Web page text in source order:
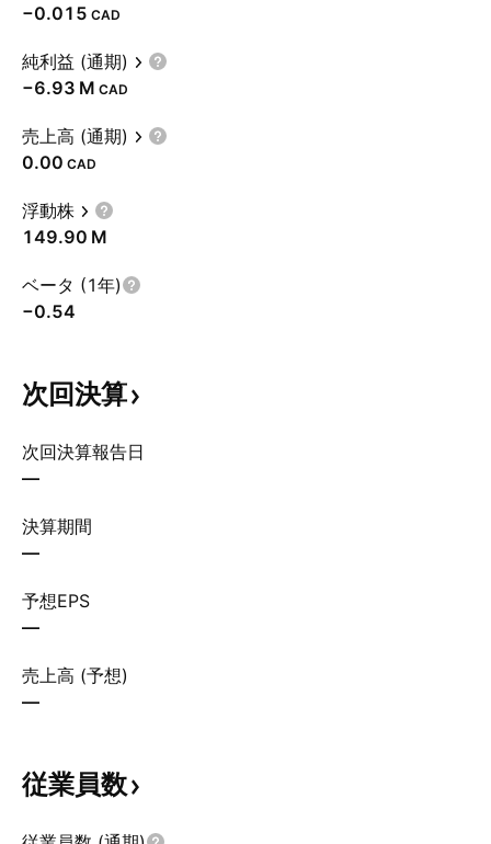
−0.015 CAD
純利益 (通期)
‪−6.93 M‬ CAD
売上高 (通期)
0.00 CAD
浮動株
‪149.90 M‬
ベータ (1年)
−0.54
次回決算
次回決算報告日
—
決算期間
—
予想EPS
—
売上高 (予想)
—
従業員数